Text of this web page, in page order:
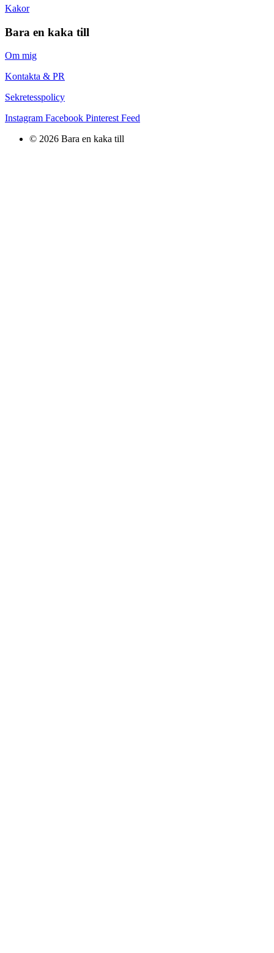
Kakor
Bara en kaka till
Om mig
Kontakta & PR
Sekretesspolicy
Instagram Facebook Pinterest Feed
© 2026 Bara en kaka till